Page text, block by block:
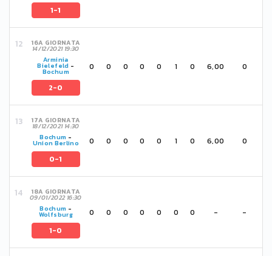
1-1
16A GIORNATA
14/12/2021 19:30
Arminia
Bielefeld -
Bochum
2-0
0 0 0 0 0 1 0 6,00 0
17A GIORNATA
18/12/2021 14:30
Bochum -
Union Berlino
0-1
0 0 0 0 0 1 0 6,00 0
18A GIORNATA
09/01/2022 16:30
Bochum -
Wolfsburg
1-0
0 0 0 0 0 0 0 - -